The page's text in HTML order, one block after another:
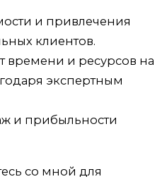
и привлечения
клиентов.
времени и ресурсов на
экспертным
и прибыльности
со мной для